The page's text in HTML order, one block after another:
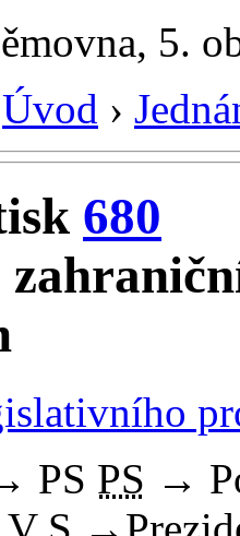
5.
Úvod ›
680
PS PS →